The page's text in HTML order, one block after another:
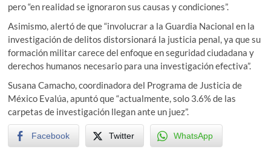
pero “en realidad se ignoraron sus causas y condiciones”.
Asimismo, alertó de que “involucrar a la Guardia Nacional en la
investigación de delitos distorsionará la justicia penal, ya que su
formación militar carece del enfoque en seguridad ciudadana y
derechos humanos necesario para una investigación efectiva”.
Susana Camacho, coordinadora del Programa de Justicia de
México Evalúa, apuntó que “actualmente, solo 3.6% de las
carpetas de investigación llegan ante un juez”.
Facebook Twitter WhatsApp